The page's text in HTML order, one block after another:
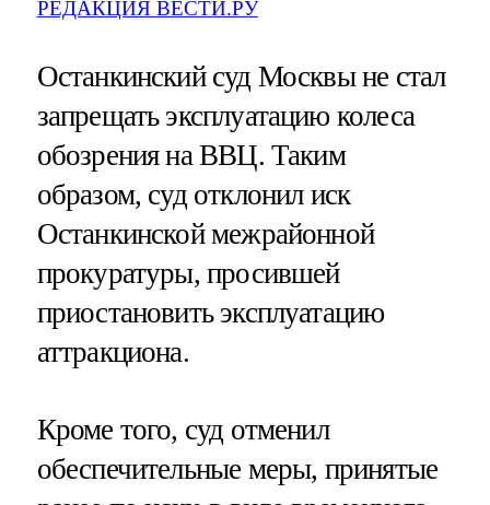
РЕДАКЦИЯ ВЕСТИ.РУ
Останкинский суд Москвы не стал
запрещать эксплуатацию колеса
обозрения на ВВЦ. Таким
образом, суд отклонил иск
Останкинской межрайонной
прокуратуры, просившей
приостановить эксплуатацию
аттракциона.
Кроме того, суд отменил
обеспечительные меры, принятые